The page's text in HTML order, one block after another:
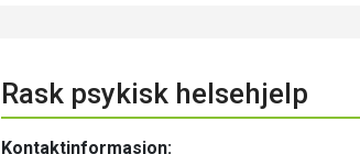
Rask psykisk helsehjelp
Kontaktinformasjon: